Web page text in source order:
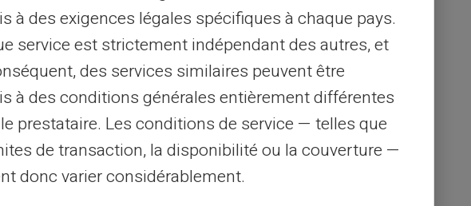
07/07/2025 Veritas Carte prépayée
en ligne : les cartes sans lien
votre compte courant sont-elles
sûres ?
l'essor des technologies digitales, la question de la
des paiements en ligne est devenue
à des exigences légales spécifiques à chaque pays.
service est strictement indépendant des autres, et
des services similaires peuvent être
à des conditions générales entièrement différentes
prestataire. Les conditions de service — telles que
de transaction, la disponibilité ou la couverture —
donc varier considérablement.